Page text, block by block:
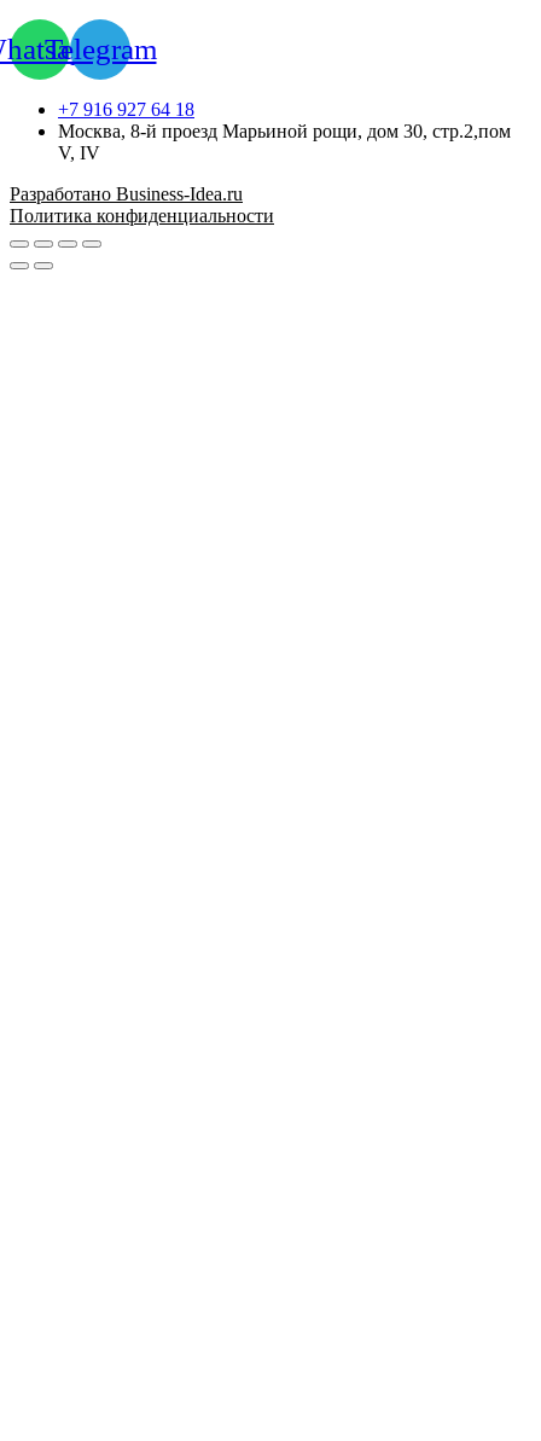
Telegram
+7 916 927 64 18
Москва, 8-й проезд Марьиной рощи, дом 30, стр.2,пом
V, IV
Разработано Business-Idea.ru
Политика конфиденциальности